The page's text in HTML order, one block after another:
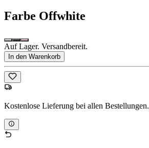
Farbe Offwhite
Auf Lager. Versandbereit.
In den Warenkorb
Kostenlose Lieferung bei allen Bestellungen.